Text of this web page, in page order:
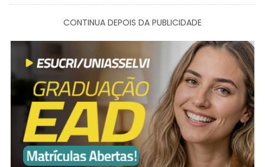
CONTINUA DEPOIS DA PUBLICIDADE